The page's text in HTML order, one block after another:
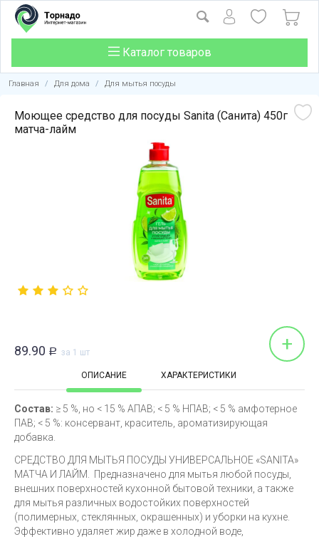
Каталог товаров
Главная / Для дома / Для мытья посуды
Моющее средство для посуды Sanita (Санита) 450г
матча-лайм
89.90 Р за 1 шт +
ОПИСАНИЕ ХАРАКТЕРИСТИКИ
Состав: ≥ 5 %, но < 15 % АПАВ; < 5 % НПАВ; < 5 % амфотерное
ПАВ; < 5 %: консервант, краситель, ароматизирующая
добавка.
СРЕДСТВО ДЛЯ МЫТЬЯ ПОСУДЫ УНИВЕРСАЛЬНОЕ «SANITA»
МАТЧА И ЛАЙМ. Предназначено для мытья любой посуды,
внешних поверхностей кухонной бытовой техники, а также
для мытья различных водостойких поверхностей
(полимерных, стеклянных, окрашенных) и уборки на кухне.
Эффективно удаляет жир даже в холодной воде,